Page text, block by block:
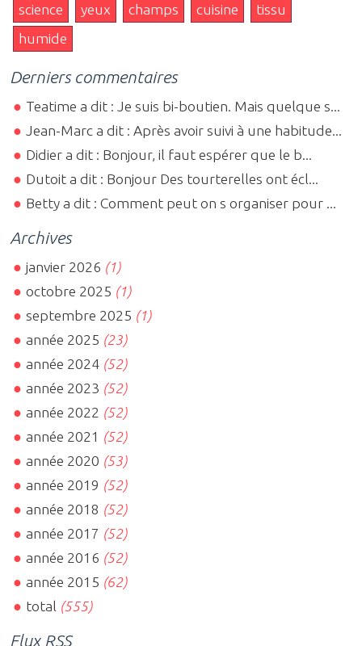
science
yeux champs cuisine
tissu
humide
Derniers commentaires
Teatime a dit : Je suis bi-boutien. Mais quelque s...
Jean-Marc a dit : Après avoir suivi à une habitude...
Didier a dit : Bonjour, il faut espérer que le b...
Dutoit a dit : Bonjour Des tourterelles ont écl...
Betty a dit : Comment peut on s organiser pour ...
Archives
janvier 2026 (1)
octobre 2025 (1)
septembre 2025 (1)
année 2025 (23)
année 2024 (52)
année 2023 (52)
année 2022 (52)
année 2021 (52)
année 2020 (53)
année 2019 (52)
année 2018 (52)
année 2017 (52)
année 2016 (52)
année 2015 (62)
total (555)
Flux RSS